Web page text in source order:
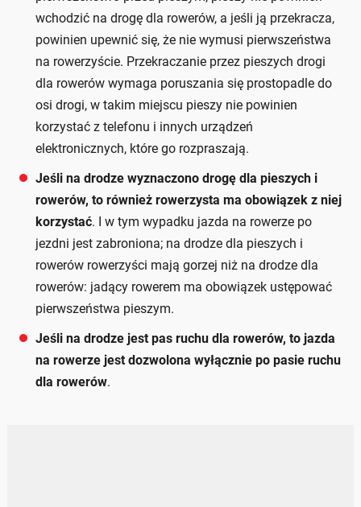
wchodzić na drogę dla rowerów, a jeśli ją przekracza,
powinien upewnić się, że nie wymusi pierwszeństwa
na rowerzyście. Przekraczanie przez pieszych drogi
dla rowerów wymaga poruszania się prostopadle do
osi drogi, w takim miejscu pieszy nie powinien
korzystać z telefonu i innych urządzeń
elektronicznych, które go rozpraszają.
Jeśli na drodze wyznaczono drogę dla pieszych i
rowerów, to również rowerzysta ma obowiązek z niej
korzystać. I w tym wypadku jazda na rowerze po
jezdni jest zabroniona; na drodze dla pieszych i
rowerów rowerzyści mają gorzej niż na drodze dla
rowerów: jadący rowerem ma obowiązek ustępować
pierwszeństwa pieszym.
Jeśli na drodze jest pas ruchu dla rowerów, to jazda
na rowerze jest dozwolona wyłącznie po pasie ruchu
dla rowerów.